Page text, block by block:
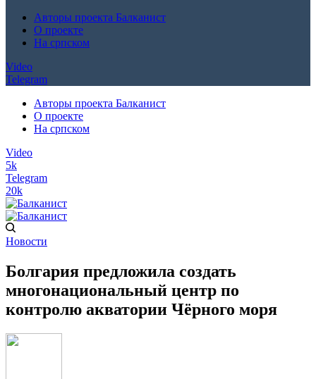
Авторы проекта Балканист
О проекте
На српском
Video
Telegram
Авторы проекта Балканист
О проекте
На српском
Video
5k
Telegram
20k
Новости
Болгария предложила создать
многонациональный центр по
контролю акватории Чёрного моря